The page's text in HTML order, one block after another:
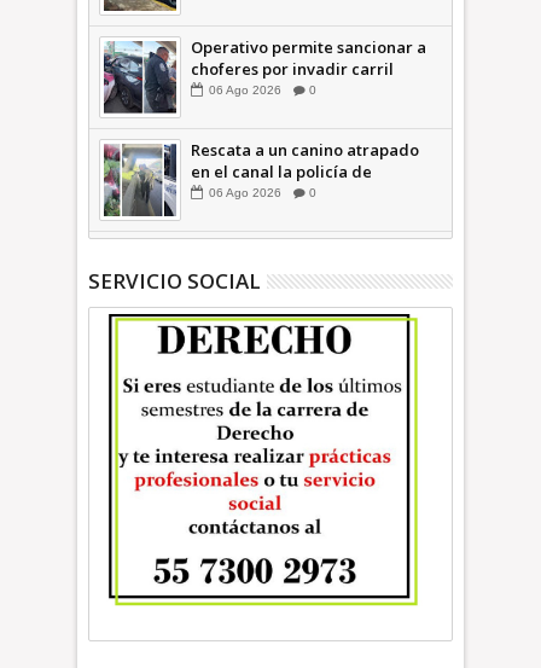
Operativo permite sancionar a
choferes por invadir carril
confinado: Ecatepec +Video |
06 Ago 2026 0
Rescata a un canino atrapado
en el canal la policía de
Ecatepec INFORMATIVA
06 Ago 2026 0
SERVICIO SOCIAL